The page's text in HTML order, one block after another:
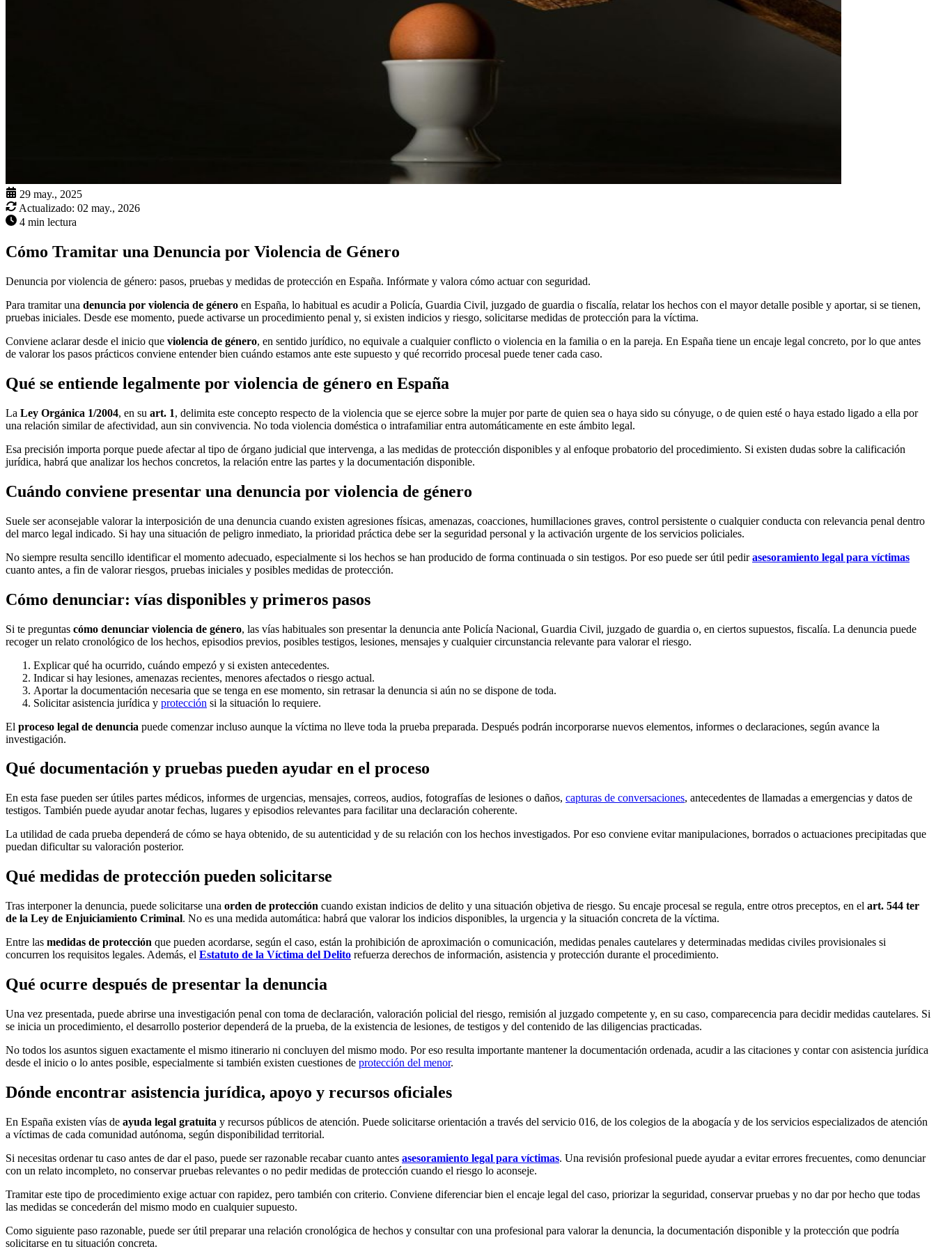
29 may., 2025
Actualizado: 02 may., 2026
4 min lectura
Cómo Tramitar una Denuncia por Violencia de Género
Denuncia por violencia de género: pasos, pruebas y medidas de protección en España. Infórmate y valora cómo actuar con seguridad.
Para tramitar una denuncia por violencia de género en España, lo habitual es acudir a Policía, Guardia Civil, juzgado de guardia o fiscalía, relatar los hechos con el mayor detalle posible y aportar, si se tienen,
pruebas iniciales. Desde ese momento, puede activarse un procedimiento penal y, si existen indicios y riesgo, solicitarse medidas de protección para la víctima.
Conviene aclarar desde el inicio que violencia de género, en sentido jurídico, no equivale a cualquier conflicto o violencia en la familia o en la pareja. En España tiene un encaje legal concreto, por lo que antes
de valorar los pasos prácticos conviene entender bien cuándo estamos ante este supuesto y qué recorrido procesal puede tener cada caso.
Qué se entiende legalmente por violencia de género en España
La Ley Orgánica 1/2004, en su art. 1, delimita este concepto respecto de la violencia que se ejerce sobre la mujer por parte de quien sea o haya sido su cónyuge, o de quien esté o haya estado ligado a ella por
una relación similar de afectividad, aun sin convivencia. No toda violencia doméstica o intrafamiliar entra automáticamente en este ámbito legal.
Esa precisión importa porque puede afectar al tipo de órgano judicial que intervenga, a las medidas de protección disponibles y al enfoque probatorio del procedimiento. Si existen dudas sobre la calificación
jurídica, habrá que analizar los hechos concretos, la relación entre las partes y la documentación disponible.
Cuándo conviene presentar una denuncia por violencia de género
Suele ser aconsejable valorar la interposición de una denuncia cuando existen agresiones físicas, amenazas, coacciones, humillaciones graves, control persistente o cualquier conducta con relevancia penal dentro
del marco legal indicado. Si hay una situación de peligro inmediato, la prioridad práctica debe ser la seguridad personal y la activación urgente de los servicios policiales.
No siempre resulta sencillo identificar el momento adecuado, especialmente si los hechos se han producido de forma continuada o sin testigos. Por eso puede ser útil pedirasesoramiento legal para víctimas
cuanto antes, a fin de valorar riesgos, pruebas iniciales y posibles medidas de protección.
Cómo denunciar: vías disponibles y primeros pasos
Si te preguntas cómo denunciar violencia de género, las vías habituales son presentar la denuncia ante Policía Nacional, Guardia Civil, juzgado de guardia o, en ciertos supuestos, fiscalía. La denuncia puede
recoger un relato cronológico de los hechos, episodios previos, posibles testigos, lesiones, mensajes y cualquier circunstancia relevante para valorar el riesgo.
Explicar qué ha ocurrido, cuándo empezó y si existen antecedentes.
Indicar si hay lesiones, amenazas recientes, menores afectados o riesgo actual.
Aportar la documentación necesaria que se tenga en ese momento, sin retrasar la denuncia si aún no se dispone de toda.
Solicitar asistencia jurídica y protección si la situación lo requiere.
El proceso legal de denuncia puede comenzar incluso aunque la víctima no lleve toda la prueba preparada. Después podrán incorporarse nuevos elementos, informes o declaraciones, según avance la
investigación.
Qué documentación y pruebas pueden ayudar en el proceso
En esta fase pueden ser útiles partes médicos, informes de urgencias, mensajes, correos, audios, fotografías de lesiones o daños, capturas de conversaciones, antecedentes de llamadas a emergencias y datos de
testigos. También puede ayudar anotar fechas, lugares y episodios relevantes para facilitar una declaración coherente.
La utilidad de cada prueba dependerá de cómo se haya obtenido, de su autenticidad y de su relación con los hechos investigados. Por eso conviene evitar manipulaciones, borrados o actuaciones precipitadas que
puedan dificultar su valoración posterior.
Qué medidas de protección pueden solicitarse
Tras interponer la denuncia, puede solicitarse una orden de protección cuando existan indicios de delito y una situación objetiva de riesgo. Su encaje procesal se regula, entre otros preceptos, en el art. 544 ter
de la Ley de Enjuiciamiento Criminal. No es una medida automática: habrá que valorar los indicios disponibles, la urgencia y la situación concreta de la víctima.
Entre las medidas de protección que pueden acordarse, según el caso, están la prohibición de aproximación o comunicación, medidas penales cautelares y determinadas medidas civiles provisionales si
concurren los requisitos legales. Además, el Estatuto de la Víctima del Delito refuerza derechos de información, asistencia y protección durante el procedimiento.
Qué ocurre después de presentar la denuncia
Una vez presentada, puede abrirse una investigación penal con toma de declaración, valoración policial del riesgo, remisión al juzgado competente y, en su caso, comparecencia para decidir medidas cautelares. Si
se inicia un procedimiento, el desarrollo posterior dependerá de la prueba, de la existencia de lesiones, de testigos y del contenido de las diligencias practicadas.
No todos los asuntos siguen exactamente el mismo itinerario ni concluyen del mismo modo. Por eso resulta importante mantener la documentación ordenada, acudir a las citaciones y contar con asistencia jurídica
desde el inicio o lo antes posible, especialmente si también existen cuestiones de protección del menor.
Dónde encontrar asistencia jurídica, apoyo y recursos oficiales
En España existen vías de ayuda legal gratuita y recursos públicos de atención. Puede solicitarse orientación a través del servicio 016, de los colegios de la abogacía y de los servicios especializados de atención
a víctimas de cada comunidad autónoma, según disponibilidad territorial.
Si necesitas ordenar tu caso antes de dar el paso, puede ser razonable recabar cuanto antes asesoramiento legal para víctimas. Una revisión profesional puede ayudar a evitar errores frecuentes, como denunciar
con un relato incompleto, no conservar pruebas relevantes o no pedir medidas de protección cuando el riesgo lo aconseje.
Tramitar este tipo de procedimiento exige actuar con rapidez, pero también con criterio. Conviene diferenciar bien el encaje legal del caso, priorizar la seguridad, conservar pruebas y no dar por hecho que todas
las medidas se concederán del mismo modo en cualquier supuesto.
Como siguiente paso razonable, puede ser útil preparar una relación cronológica de hechos y consultar con una profesional para valorar la denuncia, la documentación disponible y la protección que podría
solicitarse en tu situación concreta.